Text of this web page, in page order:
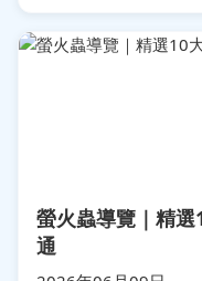
螢火蟲導覽｜精
通